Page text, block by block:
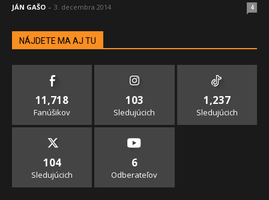
JÁN GAŠO - 3. decembra 2014 4
NÁJDETE MA AJ TU
11,718
Fanúšikov
103
Sledujúcich
1,237
Sledujúcich
104
Sledujúcich
6
Odberateľov